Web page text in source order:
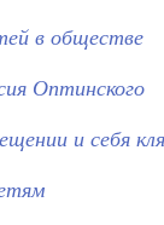
в обществе
Оптинского
и себя